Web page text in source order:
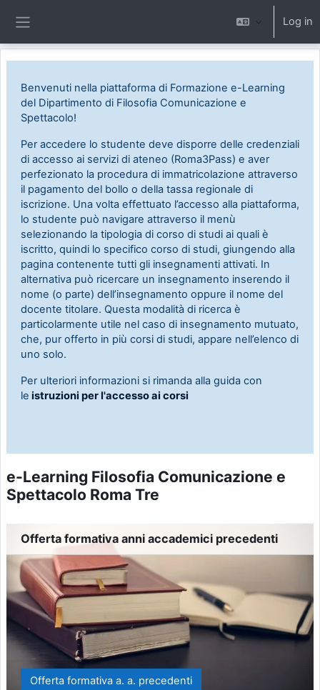
Log in
Benvenuti nella piattaforma di Formazione e-Learning
del Dipartimento di Filosofia Comunicazione e
Spettacolo!
Per accedere lo studente deve disporre delle credenziali
di accesso ai servizi di ateneo (Roma3Pass) e aver
perfezionato la procedura di immatricolazione attraverso
il pagamento del bollo o della tassa regionale di
iscrizione. Una volta effettuato l’accesso alla piattaforma,
lo studente può navigare attraverso il menù
selezionando la tipologia di corso di studi ai quali è
iscritto, quindi lo specifico corso di studi, giungendo alla
pagina contenente tutti gli insegnamenti attivati. In
alternativa può ricercare un insegnamento inserendo il
nome (o parte) dell’insegnamento oppure il nome del
docente titolare. Questa modalità di ricerca è
particolarmente utile nel caso di insegnamento mutuato,
che, pur offerto in più corsi di studi, appare nell’elenco di
uno solo.
Per ulteriori informazioni si rimanda alla guida con
le istruzioni per l'accesso ai corsi
e-Learning Filosofia Comunicazione e
Spettacolo Roma Tre
Offerta formativa anni accademici precedenti
Offerta formativa a. a. precedenti